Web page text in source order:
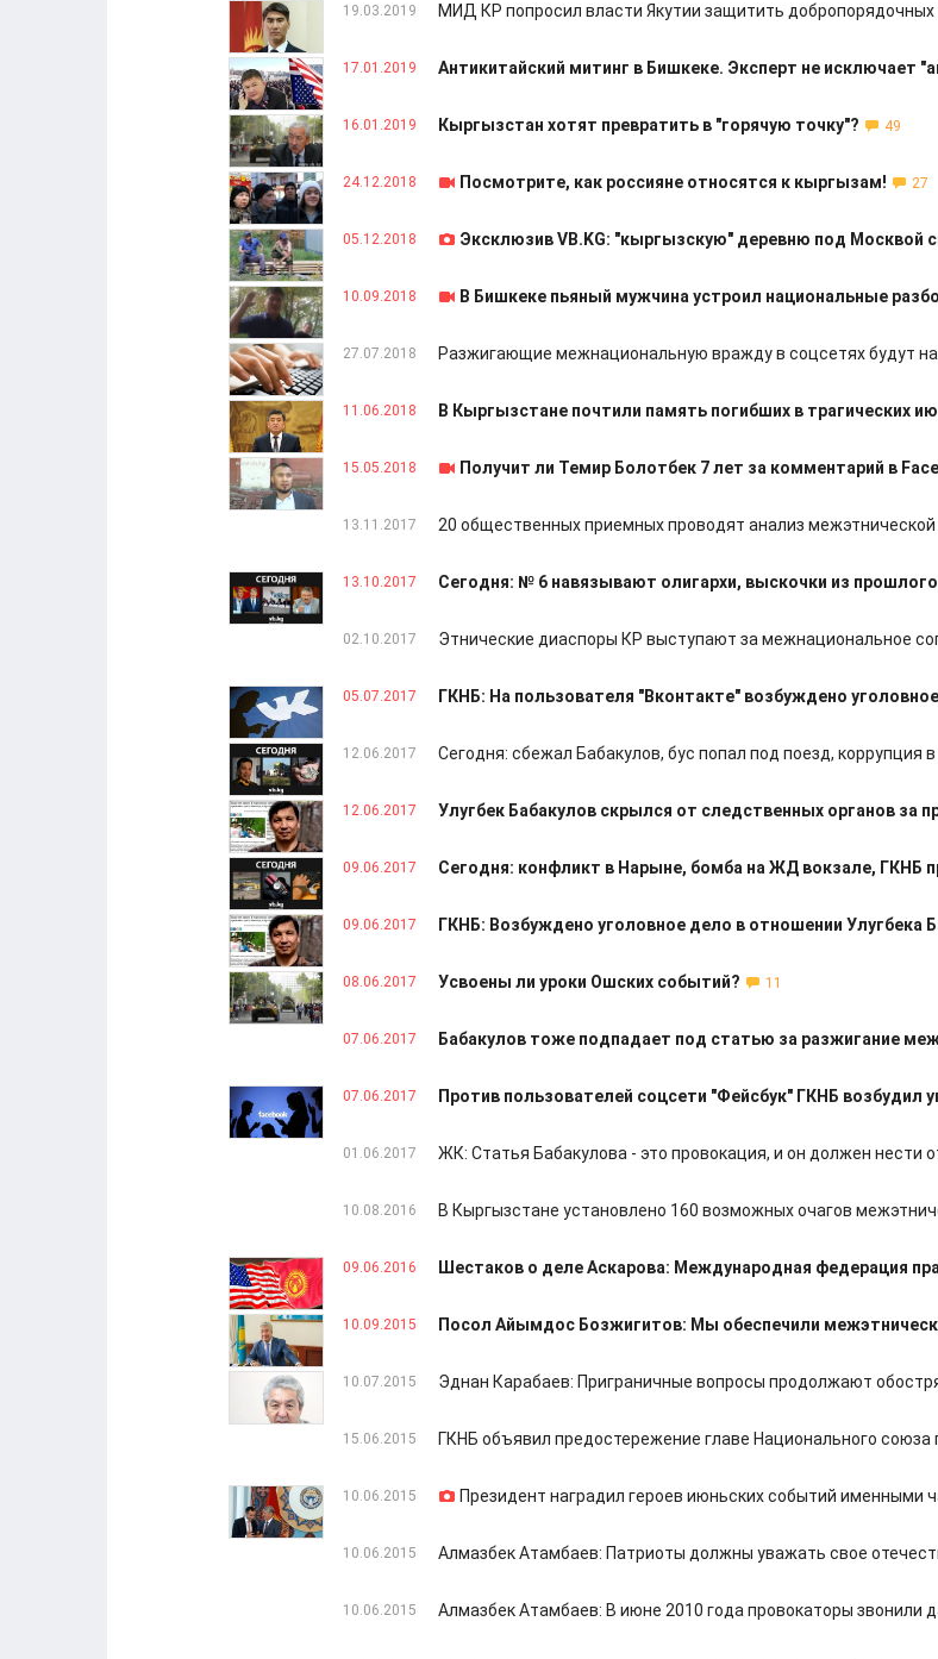
19.03.2019 МИД КР попросил власти Якутии защитить добропорядочных
17.01.2019 Антикитайский митинг в Бишкеке. Эксперт не исключает
16.01.2019 Кыргызстан хотят превратить в "горячую точку"? 49
24.12.2018 Посмотрите, как россияне относятся к кыргызам! 27
05.12.2018 Эксклюзив VB.KG: "кыргызскую" деревню под Москвой
10.09.2018 В Бишкеке пьяный мужчина устроил национальные
27.07.2018 Разжигающие межнациональную вражду в соцсетях будут
11.06.2018 В Кыргызстане почтили память погибших в трагических
15.05.2018 Получит ли Темир Болотбек 7 лет за комментарий в
13.11.2017 20 общественных приемных проводят анализ
13.10.2017 Сегодня: № 6 навязывают олигархи, выскочки из
02.10.2017 Этнические диаспоры КР выступают за межнациональное
05.07.2017 ГКНБ: На пользователя "Вконтакте" возбуждено
12.06.2017 Сегодня: сбежал Бабакулов, бус попал под поезд, коррупция
12.06.2017 Улугбек Бабакулов скрылся от следственных органов за
09.06.2017 Сегодня: конфликт в Нарыне, бомба на ЖД вокзале, ГКНБ
09.06.2017 ГКНБ: Возбуждено уголовное дело в отношении Улугбека
08.06.2017 Усвоены ли уроки Ошских событий? 11
07.06.2017 Бабакулов тоже подпадает под статью за разжигание
07.06.2017 Против пользователей соцсети "Фейсбук" ГКНБ возбудил
01.06.2017 ЖК: Статья Бабакулова - это провокация, и он должен нести
10.08.2016 В Кыргызстане установлено 160 возможных очагов
09.06.2016 Шестаков о деле Аскарова: Международная федерация
10.09.2015 Посол Айымдос Бозжигитов: Мы обеспечили
10.07.2015 Эднан Карабаев: Приграничные вопросы продолжают
15.06.2015 ГКНБ объявил предостережение главе Национального
10.06.2015 Президент наградил героев июньских событий именными
10.06.2015 Алмазбек Атамбаев: Патриоты должны уважать свое
10.06.2015 Алмазбек Атамбаев: В июне 2010 года провокаторы звонили